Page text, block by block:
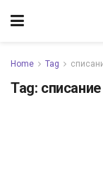
Home Tag
Tag: списание